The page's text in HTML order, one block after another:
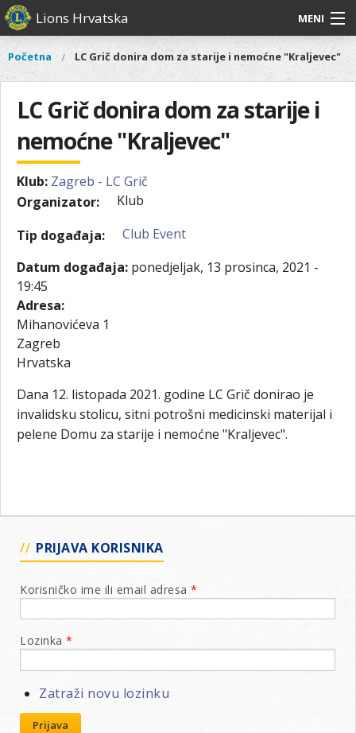
Skoči
na
sadržaj
Lions Hrvatska MENI
O nama
Naši projekti
Aktivnosti
Glavni
O
nama
Distrikt
Naši
Aktivnosti
Vi
ste
ovdje
Početna LC Grič donira dom za starije i nemoćne "Kraljevec"
LC Grič donira dom za starije i
nemoćne "Kraljevec"
Klub: Zagreb - LC Grič
Organizator:
Klub
Tip događaja:
Club Event
Datum događaja: ponedjeljak, 13 prosinca, 2021 -
19:45
Adresa:
Mihanovićeva 1
Zagreb
Hrvatska
Dana 12. listopada 2021. godine LC Grič donirao je
invalidsku stolicu, sitni potrošni medicinski materijal i
pelene Domu za starije i nemoćne "Kraljevec".
PRIJAVA KORISNIKA
Korisničko ime ili email adresa *
Lozinka *
Zatraži novu lozinku
Prijava